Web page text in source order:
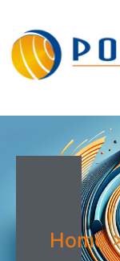
Home